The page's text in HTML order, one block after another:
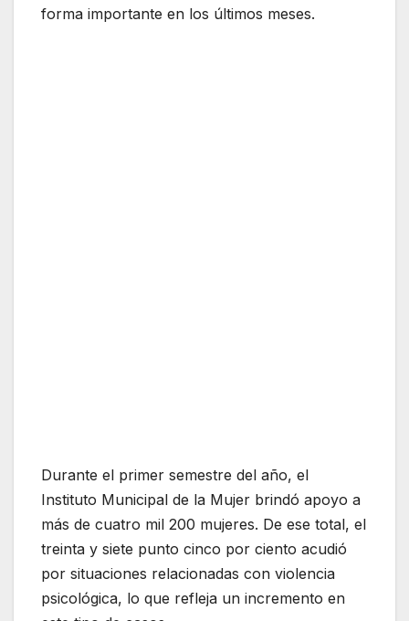
forma importante en los últimos meses.
Durante el primer semestre del año, el
Instituto Municipal de la Mujer brindó apoyo a
más de cuatro mil 200 mujeres. De ese total, el
treinta y siete punto cinco por ciento acudió
por situaciones relacionadas con violencia
psicológica, lo que refleja un incremento en